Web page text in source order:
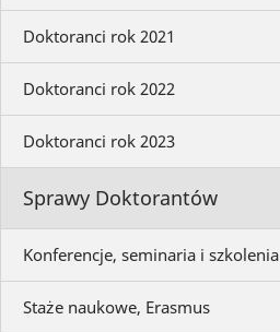
Doktoranci rok 2021
Doktoranci rok 2022
Doktoranci rok 2023
Sprawy Doktorantów
Konferencje, seminaria i szkolenia
Staże naukowe, Erasmus